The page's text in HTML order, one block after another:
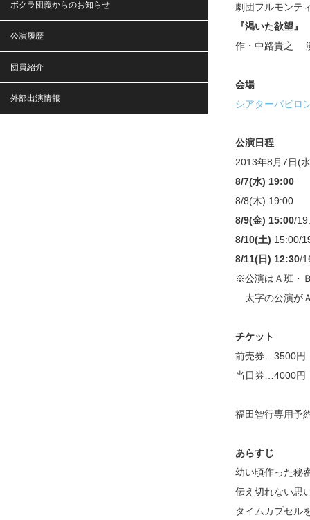
劇団フルモンテ
『渇いた欲望』
作・中路貴之
会場
シアターバビロ
公演日程
2013年8月7日(
8/7(水) 19:00
8/8(木) 19:00
8/9(金) 15:00/
8/10(土) 15:00/
8/11(日) 12:30/
※公演はＡ班・
太字の公演が
チケット
前売券…3500円
当日券…4000円
福田智行専用予
あらすじ
幼い頃作った秘
伝え切れない思
タイムカプセル
ボクラ団義からのお知らせ
公演履歴
団員紹介
外部出演情報